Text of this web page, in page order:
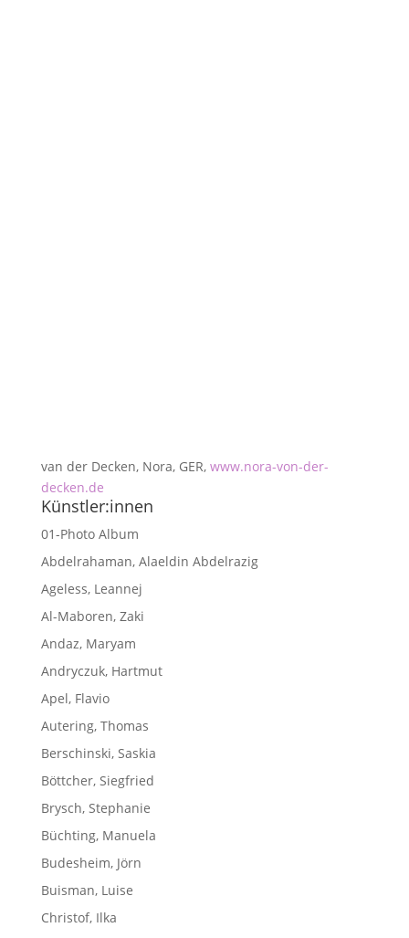
van der Decken, Nora, GER, www.nora-von-der-
decken.de
Künstler:innen
01-Photo Album
Abdelrahaman, Alaeldin Abdelrazig
Ageless, Leannej
Al-Maboren, Zaki
Andaz, Maryam
Andryczuk, Hartmut
Apel, Flavio
Autering, Thomas
Berschinski, Saskia
Böttcher, Siegfried
Brysch, Stephanie
Büchting, Manuela
Budesheim, Jörn
Buisman, Luise
Christof, Ilka